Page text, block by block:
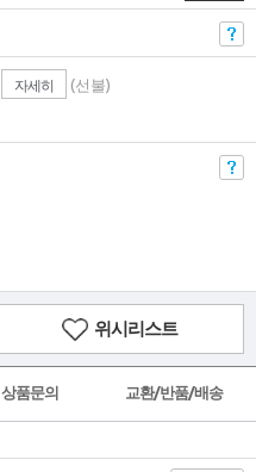
자세히 (선불)
위시리스트
상품문의 교환/반품/배송